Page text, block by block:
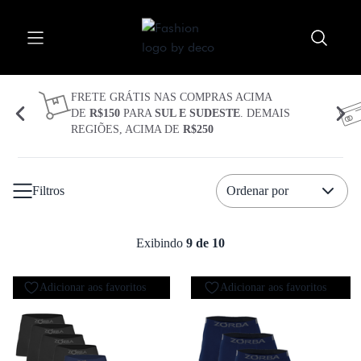
Abrir menu
Fechar menu Meu carrinho
Procurar
CUECAS
TECNOLOGIAS
PLUS SIZE
SEJA BEM VINDO(A)
FRETE GRÁTIS NAS COMPRAS ACIMA
DE R$150 PARA SUL E SUDESTE. DEMAIS
REGIÕES, ACIMA DE R$250
Filtros Ordenar por
Exibindo 9 de 10
Adicionar aos favoritos Adicionar aos favoritos